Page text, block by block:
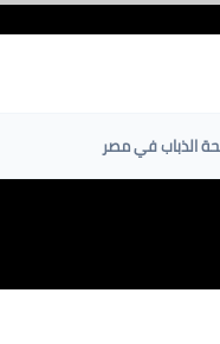
الذباب في مصر